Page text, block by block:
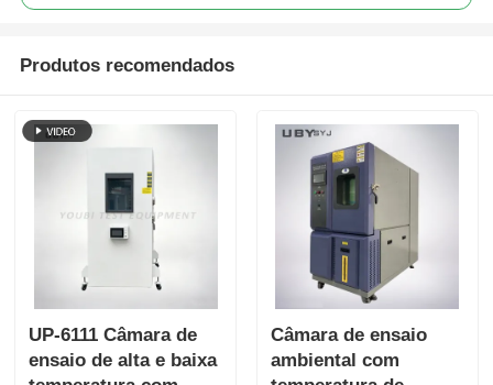
Produtos recomendados
UP-6111 Câmara de
ensaio de alta e baixa
Câmara de ensaio
ambiental com